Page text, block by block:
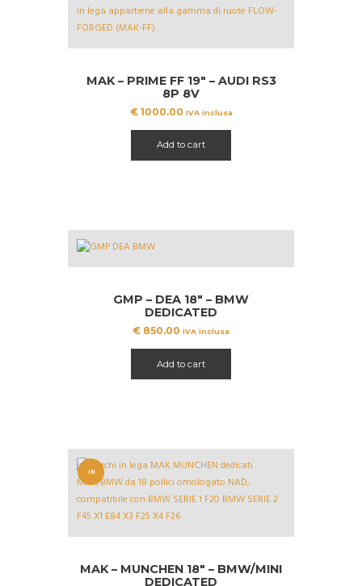
MAK – PRIME FF 19″ – AUDI RS3
8P 8V
€1000.00 IVA inclusa
Add to cart
GMP – DEA 18″ – BMW
DEDICATED
€ 850.00 IVA inclusa
Add to cart
IN
OFFERT
A!
MAK – MUNCHEN 18″ – BMW/MINI
DEDICATED